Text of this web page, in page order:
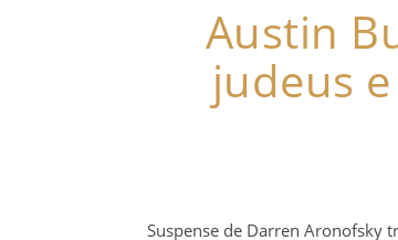
Austin
judeus
Suspense de Darren Aronofsky